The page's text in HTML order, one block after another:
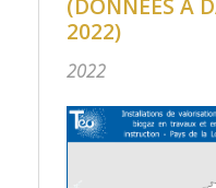
(DONNÉES À
2022)
2022